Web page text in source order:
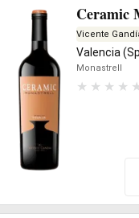
Ceramic
Vicente
Valencia
Monastrell